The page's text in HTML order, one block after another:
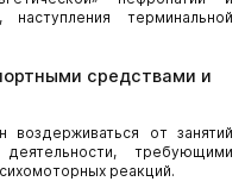
наступления терминальной
средствами и
от занятий
требующими
реакций.